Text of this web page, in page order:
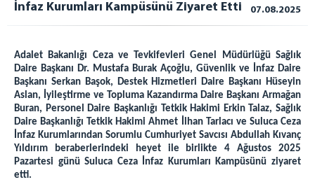
Emanet Para Birimi
Psiko-sosyal Birimi
Eğitim Birimi
Sağlık Birimi
Atölyeler
İletişim
İnfaz Kurumları Kampüsünü Ziyaret Etti
07.08.2025
Adalet Bakanlığı Ceza ve Tevkifevleri Genel Müdürlüğü Sağlık
Daire Başkanı Dr. Mustafa Burak Açoğlu, Güvenlik ve İnfaz Daire
Başkanı Serkan Başok, Destek Hizmetleri Daire Başkanı Hüseyin
Aslan, İyileştirme ve Topluma Kazandırma Daire Başkanı Armağan
Buran, Personel Daire Başkanlığı Tetkik Hakimi Erkin Talaz, Sağlık
Daire Başkanlığı Tetkik Hakimi Ahmet İlhan Tarlacı ve Suluca Ceza
İnfaz Kurumlarından Sorumlu Cumhuriyet Savcısı Abdullah Kıvanç
Yıldırım beraberlerindeki heyet ile birlikte 4 Ağustos 2025
Pazartesi günü Suluca Ceza İnfaz Kurumları Kampüsünü ziyaret
etti.